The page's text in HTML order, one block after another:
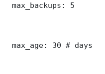
max_backups: 5
max_age: 30 # days